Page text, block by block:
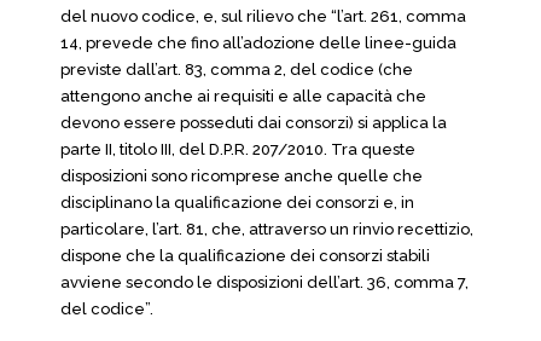
del nuovo codice, e, sul rilievo che “l’art. 261, comma
14, prevede che fino all’adozione delle linee-guida
previste dall’art. 83, comma 2, del codice (che
attengono anche ai requisiti e alle capacità che
devono essere posseduti dai consorzi) si applica la
parte II, titolo III, del D.P.R. 207/2010. Tra queste
disposizioni sono ricomprese anche quelle che
disciplinano la qualificazione dei consorzi e, in
particolare, l’art. 81, che, attraverso un rinvio recettizio,
dispone che la qualificazione dei consorzi stabili
avviene secondo le disposizioni dell’art. 36, comma 7,
del codice”.